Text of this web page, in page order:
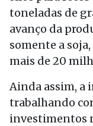
toneladas de
avanço da
somente a
mais de 20
Ainda assim, a
trabalhando
investimentos